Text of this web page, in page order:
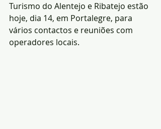
Turismo do Alentejo e Ribatejo estão
hoje, dia 14, em Portalegre, para
vários contactos e reuniões com
operadores locais.